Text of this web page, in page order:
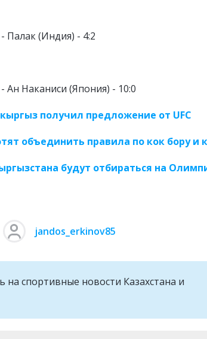
Палак (Индия) - 4:2
Ан Наканиси (Япония) - 10:0
получил предложение от UFC
объединить правила по кок бору и
будут отбираться на
jandos_erkinov85
на cпортивные новости Казахстана и